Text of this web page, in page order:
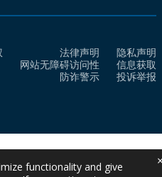
法律声明
隐私声明
网站无障碍访问性
信息获取
防诈警示
投诉举报
functionality and give